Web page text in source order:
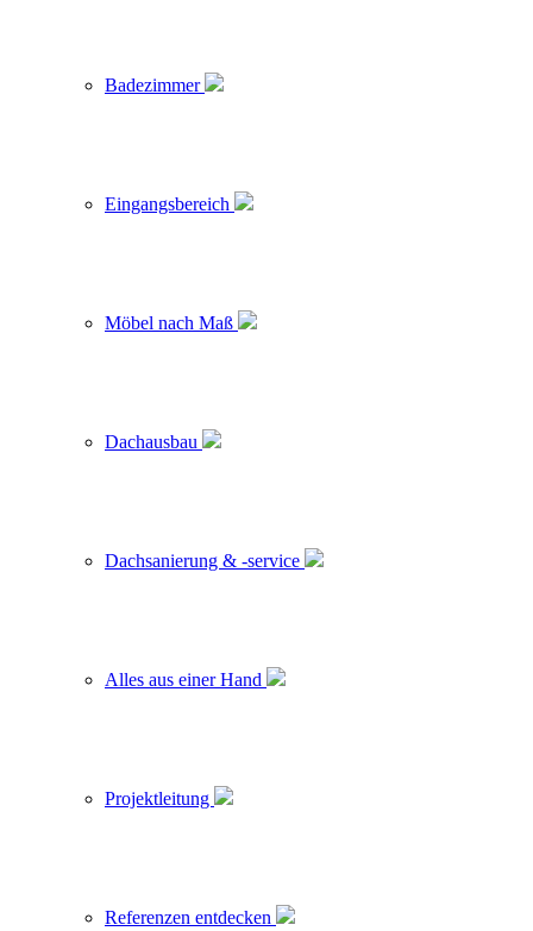
Badezimmer
Eingangsbereich
Möbel nach Maß
Dachausbau
Dachsanierung & -service
Alles aus einer Hand
Projektleitung
Referenzen entdecken